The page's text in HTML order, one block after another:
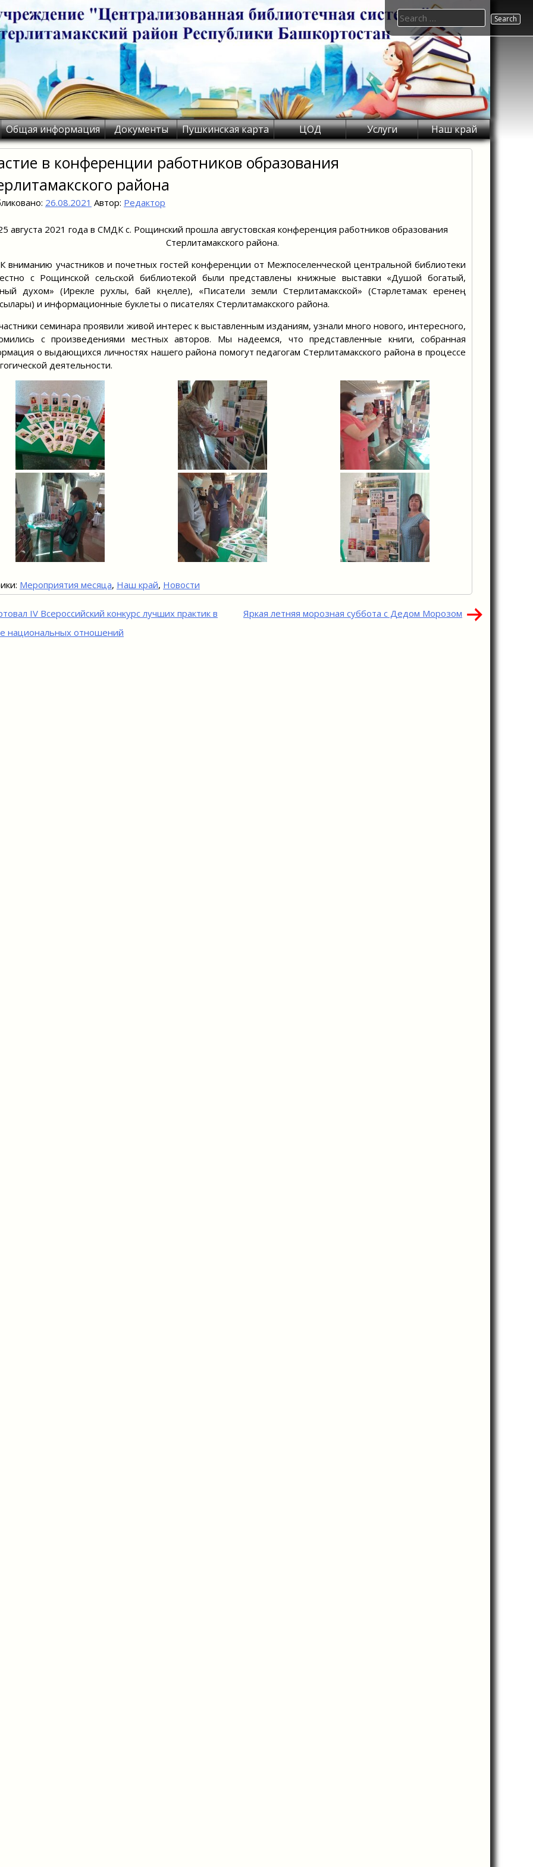
Общая информация Документы Пушкинская карта ЦОД Услуги Наш край
Search
for:
в конференции работников образования
района
26.08.2021 Автор: Редактор
августа 2021 года в СМДК с. Рощинский прошла августовская конференция работников образования
Стерлитамакского района.
участников и почетных гостей конференции от Межпоселенческой центральной библиотеки
с Рощинской сельской библиотекой были представлены книжные выставки «Душой богатый,
духом» (Ирекле рухлы, бай күңелле), «Писатели земли Стерлитамакской» (Стәрлетамаҡ еренең
и информационные буклеты о писателях Стерлитамакского района.
семинара проявили живой интерес к выставленным изданиям, узнали много нового, интересного,
с произведениями местных авторов. Мы надеемся, что представленные книги, собранная
о выдающихся личностях нашего района помогут педагогам Стерлитамакского района в процессе
деятельности.
Мероприятия месяца, Наш край, Новости
IV Всероссийский конкурс лучших практик в
национальных отношений
Яркая летняя морозная суббота с Дедом Морозом